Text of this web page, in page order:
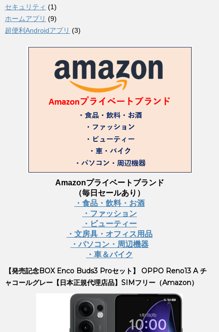
セキュリティ (1)
ホームアプリ (9)
超便利Androidアプリ (3)
Amazonプライベートブランド
（毎日セールあり）
・食品・飲料・お酒
・ファッション
・ビューティー
・文房具・オフィス用品
・パソコン・周辺機器
・車＆バイク
【発売記念BOX Enco Buds3 Proセット】 OPPO Reno13 A チ
ャコールグレー【日本正規代理店品】SIMフリー（Amazon）